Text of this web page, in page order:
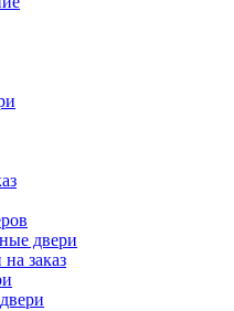
двери
заказ